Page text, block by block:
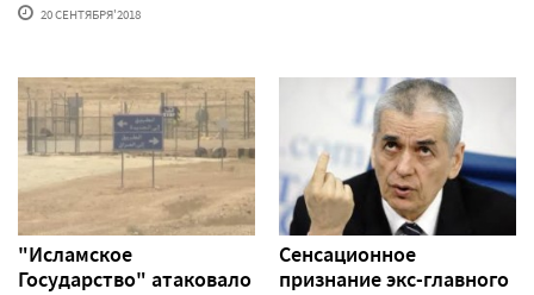
20 СЕНТЯБРЯ'2018
"Исламское
Государство" атаковало
Сенсационное
признание экс-главного